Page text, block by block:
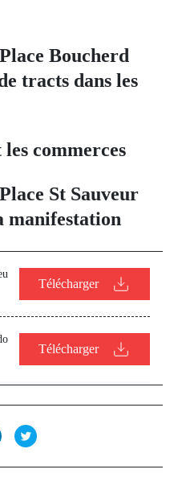
Boucherd
tracts dans les
St Sauveur
manifestation
Télécharger
Télécharger